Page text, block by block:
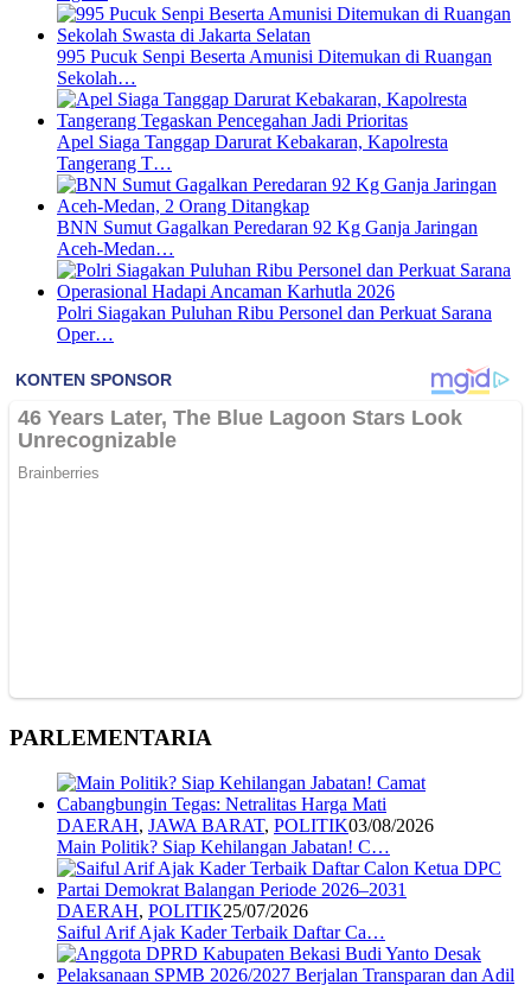
995 Pucuk Senpi Beserta Amunisi Ditemukan di Ruangan
Sekolah…
Apel Siaga Tanggap Darurat Kebakaran, Kapolresta
Tangerang T…
BNN Sumut Gagalkan Peredaran 92 Kg Ganja Jaringan
Aceh-Medan…
Polri Siagakan Puluhan Ribu Personel dan Perkuat Sarana
Oper…
PARLEMENTARIA
DAERAH, JAWA BARAT, POLITIK03/08/2026
Main Politik? Siap Kehilangan Jabatan! C…
DAERAH, POLITIK25/07/2026
Saiful Arif Ajak Kader Terbaik Daftar Ca…